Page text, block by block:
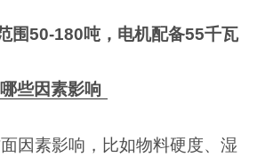
围50-180吨，电机配备55千瓦
些因素影响
因素影响，比如物料硬度、湿